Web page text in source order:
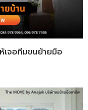
เจอทีมขนย้ายมือ